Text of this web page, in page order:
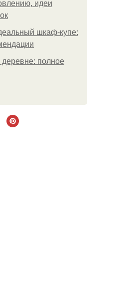
идеи
шкаф-купе:
полное